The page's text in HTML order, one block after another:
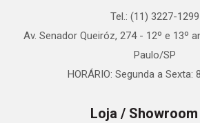
Tel.: (11) 3227-1299
Av. Senador Queiróz, 274 - 12º e 13º
Paulo/SP
HORÁRIO: Segunda a Sexta:
Loja / Showroom